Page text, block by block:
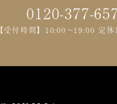
0120-377-
【受付時間】 10:00～19:00 定休